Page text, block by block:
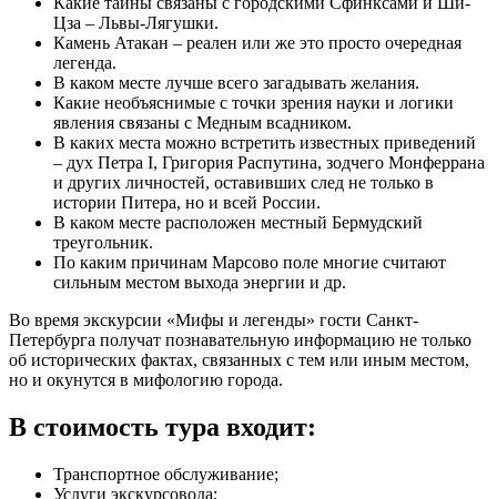
Цза – Львы-Лягушки.
Камень Атакан – реален или же это просто очередная
легенда.
В каком месте лучше всего загадывать желания.
Какие необъяснимые с точки зрения науки и логики
явления связаны с Медным всадником.
В каких места можно встретить известных приведений
– дух Петра I, Григория Распутина, зодчего Монферрана
и других личностей, оставивших след не только в
истории Питера, но и всей России.
В каком месте расположен местный Бермудский
треугольник.
По каким причинам Марсово поле многие считают
сильным местом выхода энергии и др.
Во время экскурсии «Мифы и легенды» гости Санкт-
Петербурга получат познавательную информацию не только
об исторических фактах, связанных с тем или иным местом,
но и окунутся в мифологию города.
В стоимость тура входит:
Транспортное обслуживание;
Услуги экскурсовода;